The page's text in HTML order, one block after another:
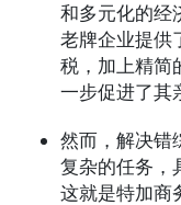
和多元化的经
老牌企业提供
税，加上精简
一步促进了其
然而，解决错
复杂的任务，
这就是特加商